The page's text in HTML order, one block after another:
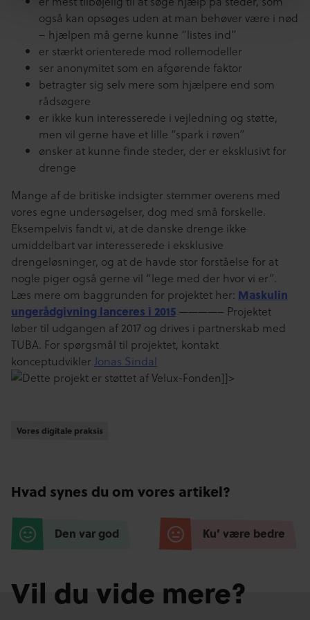
også kan opsøges uden at man behøver være i nød
– hjælpen må gerne kunne “listes ind”
er stærkt orienterede mod rollemodeller
ser anonymitet som en afgørende faktor
betragter sig selv mere som hjælpere end som
rådsøgere
er ikke kun interesserede i vejledning og støtte,
men vil gerne have et lille “spark i røven”
ønsker at kunne finde steder, der er eksklusivt for
drenge
Mange af de britiske indsigter stemmer overens med
vores egne undersøgelser, dog med små forskelle.
Eksempelvis fandt vi, at de danske drenge ikke
umiddelbart var interesserede i eksklusive
drengeløsninger, og at de havde stor forståelse for at
nogle piger også gerne vil “lege med der hvor vi er”.
Læs mere om baggrunden for projektet her: Maskulin
ungerådgivning lanceres i 2015 ————– Projektet
løber til udgangen af 2017 og drives i partnerskab med
TUBA. For spørgsmål til projektet, kontakt
konceptudvikler Jonas Sindal
]]>
Vores digitale praksis
Vores digitale praksis
Hvad synes du om vores artikel?
Den var god Ku’ være bedre
Vil du vide mere?